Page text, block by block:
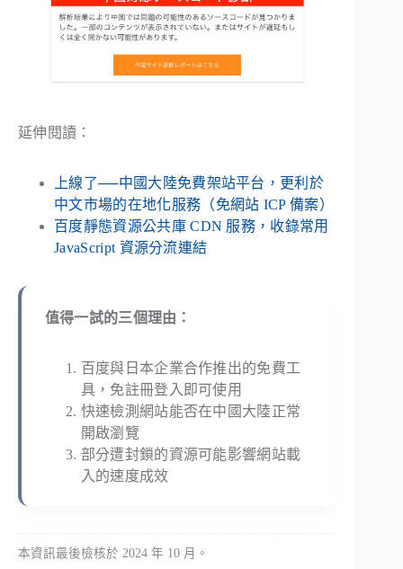
延伸閱讀：
上線了──中國大陸免費架站平台，更利於
中文市場的在地化服務（免網站 ICP 備案）
百度靜態資源公共庫 CDN 服務，收錄常用
JavaScript 資源分流連結
值得一試的三個理由：
百度與日本企業合作推出的免費工
具，免註冊登入即可使用
快速檢測網站能否在中國大陸正常
開啟瀏覽
部分遭封鎖的資源可能影響網站載
入的速度成效
本資訊最後檢核於 2024 年 10 月。